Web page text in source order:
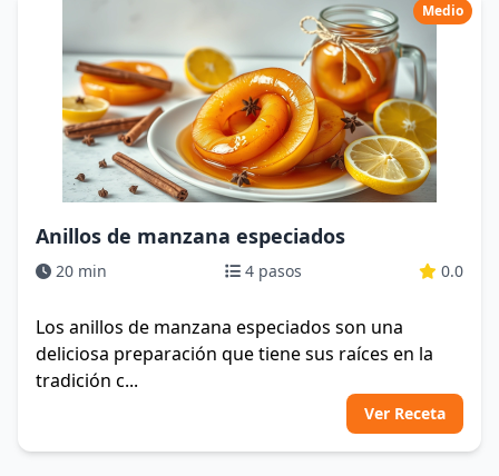
Medio
Anillos de manzana especiados
20 min 4 pasos 0.0
Los anillos de manzana especiados son una
deliciosa preparación que tiene sus raíces en la
tradición c...
Ver Receta